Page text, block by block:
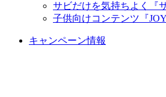
サビだけを気持ちよく『
子供向けコンテンツ『
キャンペーン情報